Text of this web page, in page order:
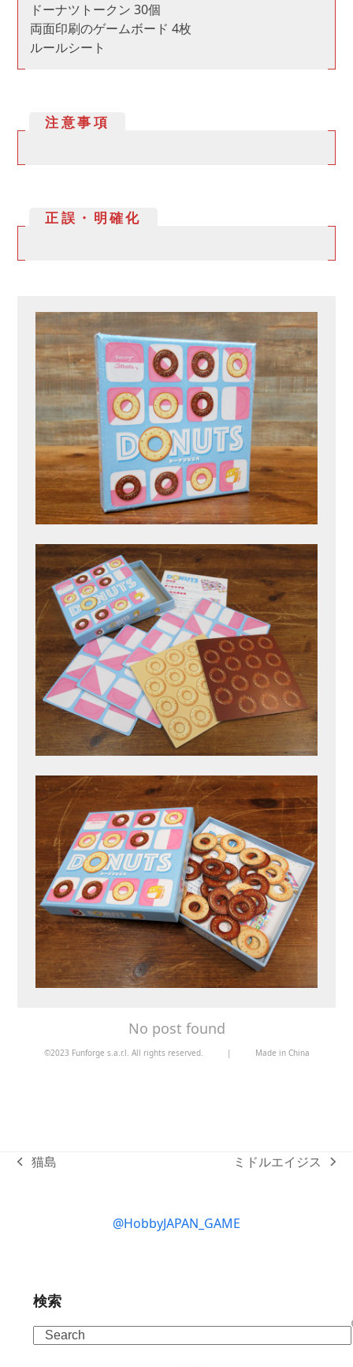
ドーナツトークン 30個
両面印刷のゲームボード 4枚
ルールシート
注意事項
正誤・明確化
No post found
©2023 Funforge s.a.r.l. All rights reserved. | Made in China
previous
猫島
next
ミドルエイジス
@HobbyJAPAN_GAME
検索
Search